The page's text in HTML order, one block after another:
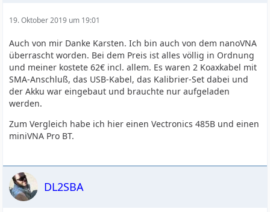
19. Oktober 2019 um 19:01
Auch von mir Danke Karsten. Ich bin auch von dem nanoVNA
überrascht worden. Bei dem Preis ist alles völlig in Ordnung
und meiner kostete 62€ incl. allem. Es waren 2 Koaxkabel mit
SMA-Anschluß, das USB-Kabel, das Kalibrier-Set dabei und
der Akku war eingebaut und brauchte nur aufgeladen
werden.
Zum Vergleich habe ich hier einen Vectronics 485B und einen
miniVNA Pro BT.
DL2SBA